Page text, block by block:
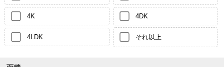
4K 4DK
4LDK それ以上